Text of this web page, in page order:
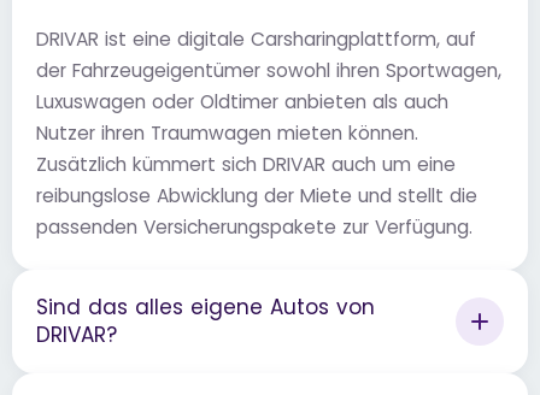
DRIVAR ist eine digitale Carsharingplattform, auf
der Fahrzeugeigentümer sowohl ihren Sportwagen,
Luxuswagen oder Oldtimer anbieten als auch
Nutzer ihren Traumwagen mieten können.
Zusätzlich kümmert sich DRIVAR auch um eine
reibungslose Abwicklung der Miete und stellt die
passenden Versicherungspakete zur Verfügung.
Sind das alles eigene Autos von
DRIVAR?